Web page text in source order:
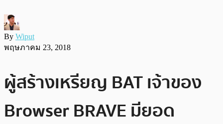
By Wiput
พฤษภาคม 23, 2018
ผู้สร้างเหรียญ BAT เจ้าของ
Browser BRAVE มียอด